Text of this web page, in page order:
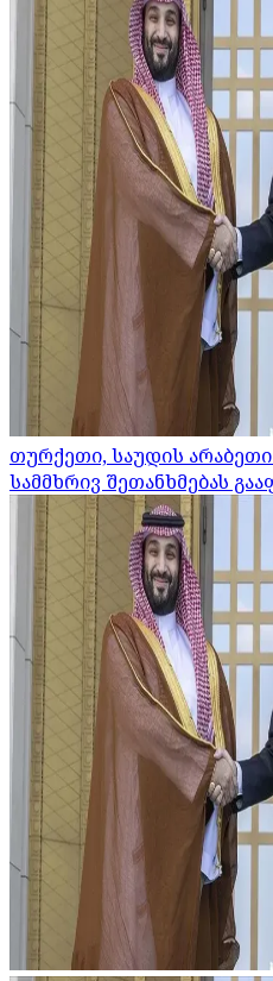
თურქეთი, საუდის
სამმხრივ შეთანხმებას